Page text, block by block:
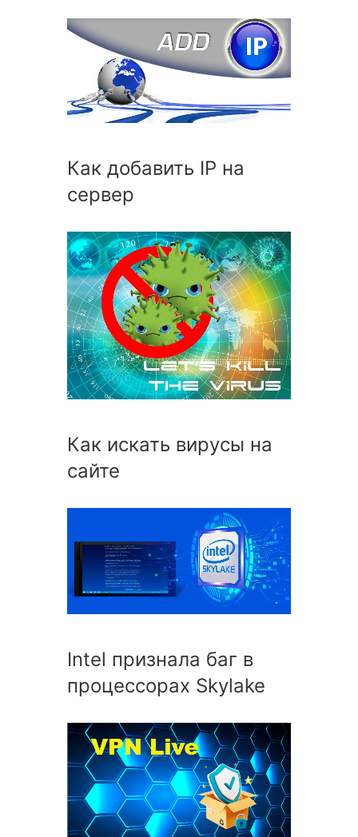
Как добавить IP на
сервер
Как искать вирусы на
сайте
Intel признала баг в
процессорах Skylake